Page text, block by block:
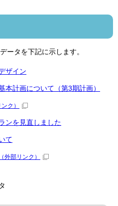
ータを下記に示します。
ザイン
本計画について（第3期計画）
ク）
ンを見直しました
て
（外部リンク）